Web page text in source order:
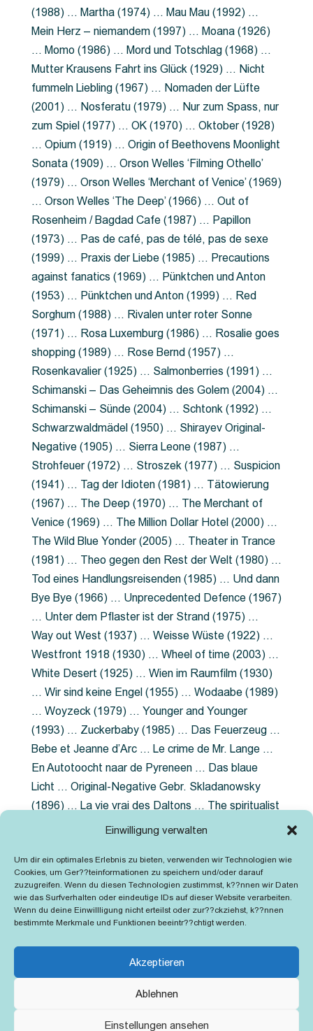
Einwilligung verwalten
Um dir ein optimales Erlebnis zu bieten, verwenden wir Technologien wie
Cookies, um Ger??teinformationen zu speichern und/oder darauf
zuzugreifen. Wenn du diesen Technologien zustimmst, k??nnen wir Daten
wie das Surfverhalten oder eindeutige IDs auf dieser Website verarbeiten.
Wenn du deine Einwillligung nicht erteilst oder zur??ckziehst, k??nnen
bestimmte Merkmale und Funktionen beeintr??chtigt werden.
Akzeptieren
Ablehnen
Einstellungen ansehen
(1988) … Martha (1974) … Mau Mau (1992) …
Mein Herz – niemandem (1997) … Moana (1926)
… Momo (1986) … Mord und Totschlag (1968) …
Mutter Krausens Fahrt ins Glück (1929) … Nicht
fummeln Liebling (1967) … Nomaden der Lüfte
(2001) … Nosferatu (1979) … Nur zum Spass, nur
zum Spiel (1977) … OK (1970) … Oktober (1928)
… Opium (1919) … Origin of Beethovens Moonlight
Sonata (1909) … Orson Welles ‘Filming Othello’
(1979) … Orson Welles ‘Merchant of Venice’ (1969)
… Orson Welles ‘The Deep’ (1966) … Out of
Rosenheim / Bagdad Cafe (1987) … Papillon
(1973) … Pas de café, pas de télé, pas de sexe
(1999) … Praxis der Liebe (1985) … Precautions
against fanatics (1969) … Pünktchen und Anton
(1953) … Pünktchen und Anton (1999) … Red
Sorghum (1988) … Rivalen unter roter Sonne
(1971) … Rosa Luxemburg (1986) … Rosalie goes
shopping (1989) … Rose Bernd (1957) …
Rosenkavalier (1925) … Salmonberries (1991) …
Schimanski – Das Geheimnis des Golem (2004) …
Schimanski – Sünde (2004) … Schtonk (1992) …
Schwarzwaldmädel (1950) … Shirayev Original-
Negative (1905) … Sierra Leone (1987) …
Strohfeuer (1972) … Stroszek (1977) … Suspicion
(1941) … Tag der Idioten (1981) … Tätowierung
(1967) … The Deep (1970) … The Merchant of
Venice (1969) … The Million Dollar Hotel (2000) …
The Wild Blue Yonder (2005) … Theater in Trance
(1981) … Theo gegen den Rest der Welt (1980) …
Tod eines Handlungsreisenden (1985) … Und dann
Bye Bye (1966) … Unprecedented Defence (1967)
… Unter dem Pflaster ist der Strand (1975) …
Way out West (1937) … Weisse Wüste (1922) …
Westfront 1918 (1930) … Wheel of time (2003) …
White Desert (1925) … Wien im Raumfilm (1930)
… Wir sind keine Engel (1955) … Wodaabe (1989)
… Woyzeck (1979) … Younger and Younger
(1993) … Zuckerbaby (1985) … Das Feuerzeug …
Bebe et Jeanne d’Arc … Le crime de Mr. Lange …
En Autotoocht naar de Pyreneen … Das blaue
Licht … Original-Negative Gebr. Skladanowsky
(1896) … La vie vrai des Daltons … The spiritualist
photographer … Feuer im Fjord … The Song of the
Grubenlampe … Tolstoy … Grün ist die Heide …
Lady Hamilton … Mütter verzaget nicht …
Ruttmann Werbefilme